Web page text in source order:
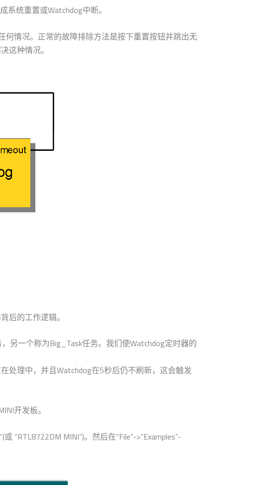
统重置或Watchdog中断。
情况。正常的故障排除方法是按下重置按钮并跳出无
这种情况。
后的工作逻辑。
另一个称为Big_Task任务。我们使Watchdog定时器的
处理中，并且Watchdog在5秒后仍不刷新，这会触发
开发板。
“RTL8722DM MINI”)。然后在“File”->“Examples”-